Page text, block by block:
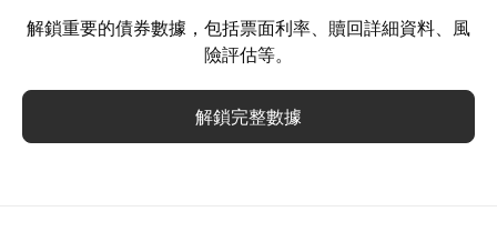
解鎖重要的債券數據，包括票面利率、贖回詳細資料、風
險評估等。
解鎖完整數據